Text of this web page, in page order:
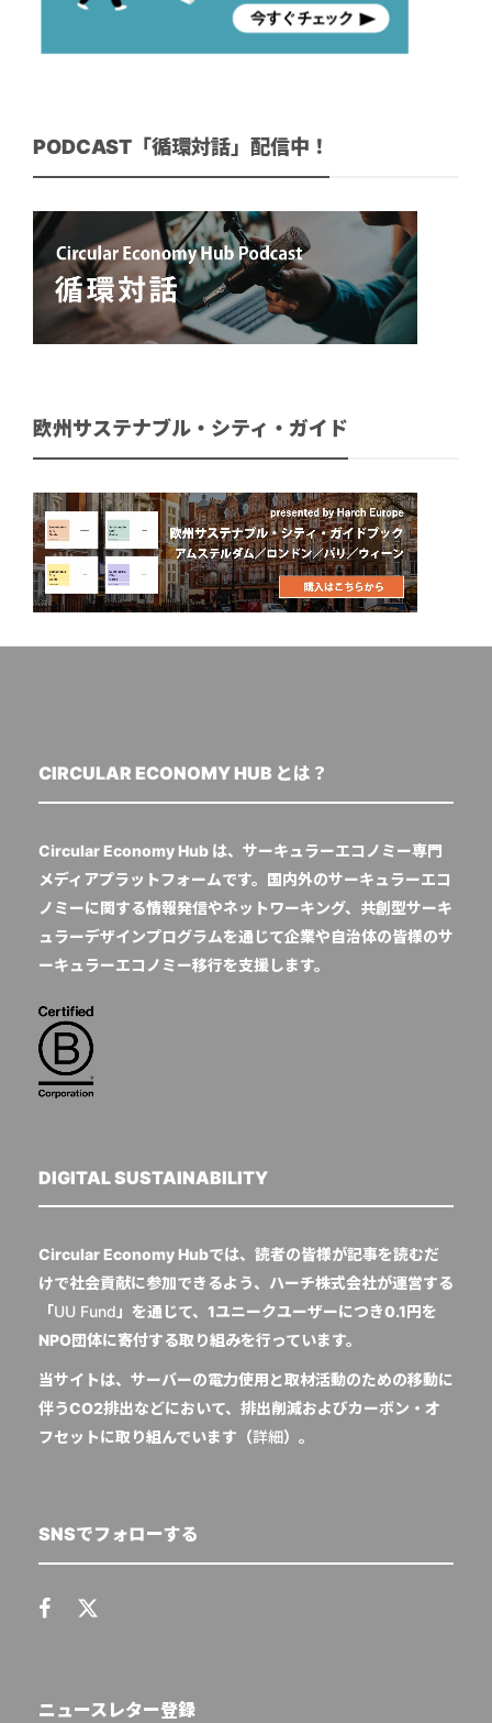
PODCAST「循環対話」配信中！
欧州サステナブル・シティ・ガイド
CIRCULAR ECONOMY HUB とは？
Circular Economy Hub は、サーキュラーエコノミー専門
メディアプラットフォームです。国内外のサーキュラーエコ
ノミーに関する情報発信やネットワーキング、共創型サーキ
ュラーデザインプログラムを通じて企業や自治体の皆様のサ
ーキュラーエコノミー移行を支援します。
DIGITAL SUSTAINABILITY
Circular Economy Hubでは、読者の皆様が記事を読むだ
けで社会貢献に参加できるよう、ハーチ株式会社が運営する
「UU Fund 」を通じて、1ユニークユーザーにつき0.1円を
NPO団体に寄付する取り組みを行っています。
当サイトは、サーバーの電力使用と取材活動のための移動に
伴うCO2排出などにおいて、排出削減およびカーボン・オ
フセットに取り組んでいます（詳細）。
SNSでフォローする
ニュースレター登録